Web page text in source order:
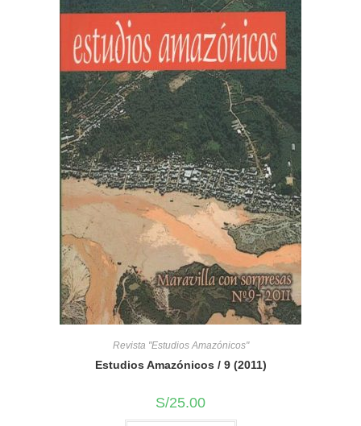
Revista "Estudios Amazónicos"
Estudios Amazónicos / 9 (2011)
S/25.00